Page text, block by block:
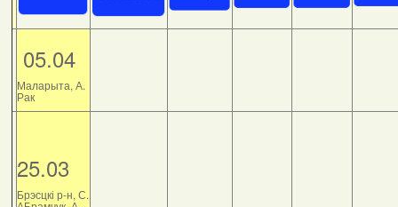
05.04
Маларыта, А.
Рак
25.03
Брэсцкі р-н, С.